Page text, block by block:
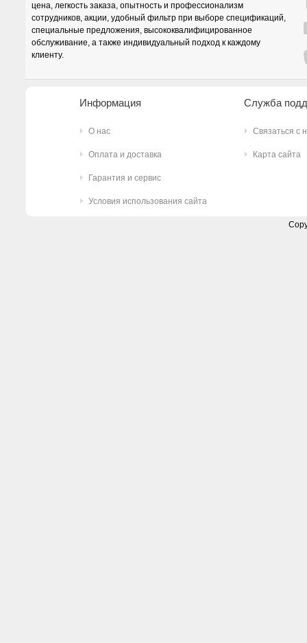
цена, легкость заказа, опытность и профессионализм
сотрудников, акции, удобный фильтр при выборе спецификаций,
специальные предложения, высококвалифицированное
обслуживание, а также индивидуальный подход к каждому
клиенту.
Информация
О нас
Оплата и доставка
Гарантия и сервис
Условия использования сайта
Служба
Связаться с
Карта сайта